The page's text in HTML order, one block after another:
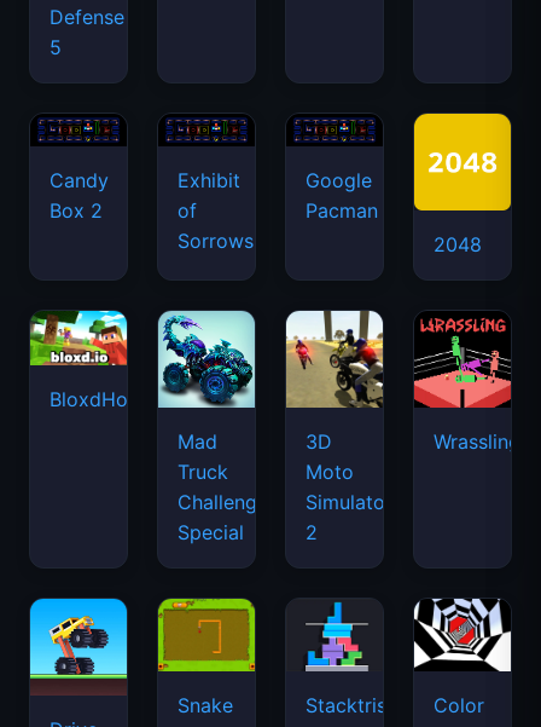
Defense
5
Candy
Box 2
Exhibit
of
Sorrows
Google
Pacman
2048
BloxdHop.io
Mad
Truck
Challenge
Special
3D
Moto
Simulator
2
Wrassling
Snake
Stacktris
Color